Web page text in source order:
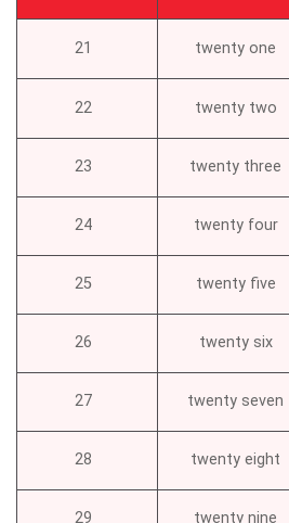
21 twenty one
22 twenty two
23 twenty three
24 twenty four
25 twenty five
26 twenty six
27 twenty seven
28 twenty eight
29 twenty nine